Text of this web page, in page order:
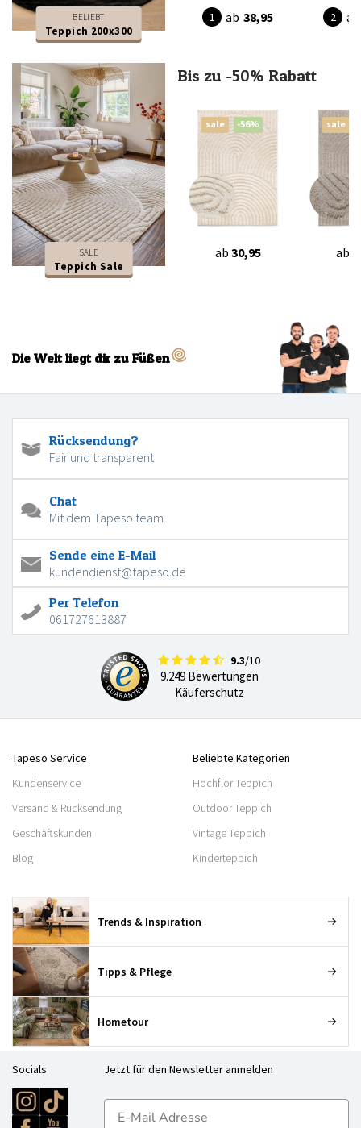
BELIEBT
Teppich 200x300
ab 38,95 ab
SALE
Teppich Sale
Bis zu -50% Rabatt
sale -56%
ab 30,95
sale
ab
Die Welt liegt dir zu Füßen
Rücksendung?
Fair und transparent
Chat
Mit dem Tapeso team
Sende eine E-Mail
kundendienst@tapeso.de
Per Telefon
061727613887
9.3/10
9.249 Bewertungen
Käuferschutz
Tapeso Service
Kundenservice
Versand & Rücksendung
Geschäftskunden
Blog
Beliebte Kategorien
Hochflor Teppich
Outdoor Teppich
Vintage Teppich
Kinderteppich
Trends & Inspiration
Tipps & Pflege
Hometour
Socials Jetzt für den Newsletter anmelden
E-mailadres